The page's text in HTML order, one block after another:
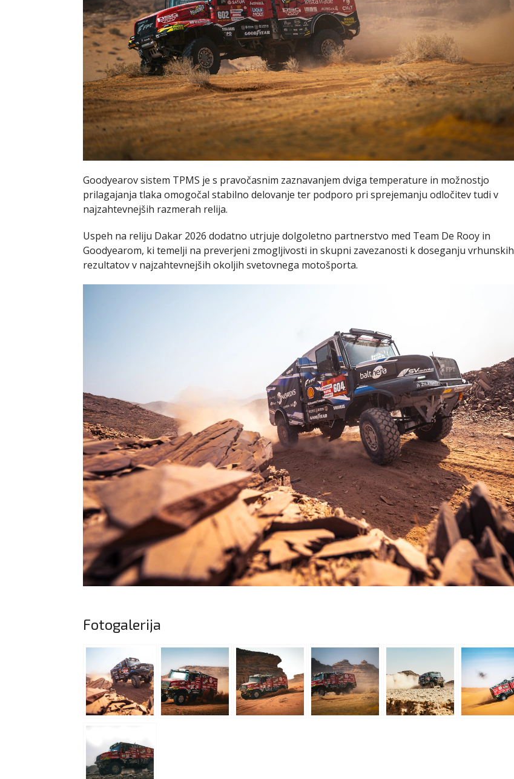
Goodyearov sistem TPMS je s pravočasnim zaznavanjem dviga temperature in možnostjo
prilagajanja tlaka omogočal stabilno delovanje ter podporo pri sprejemanju odločitev tudi v
najzahtevnejših razmerah relija.
Uspeh na reliju Dakar 2026 dodatno utrjuje dolgoletno partnerstvo med Team De Rooy in
Goodyearom, ki temelji na preverjeni zmogljivosti in skupni zavezanosti k doseganju vrhunskih
rezultatov v najzahtevnejših okoljih svetovnega motošporta.
Fotogalerija